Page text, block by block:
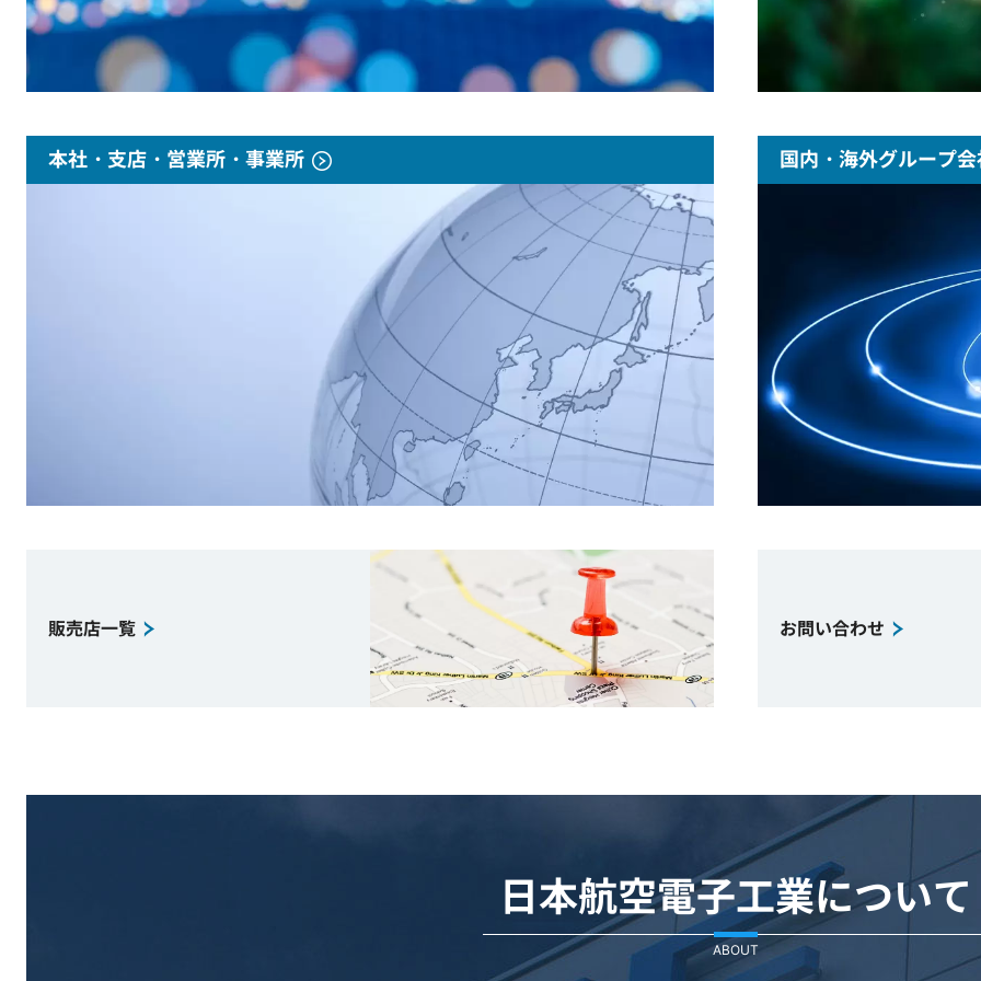
本社・支店・営業所・事業所 国内・海外グループ会
販売店一覧 お問い合わせ
日本航空電子工業について
ABOUT